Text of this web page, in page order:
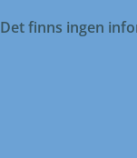
Det finns ingen